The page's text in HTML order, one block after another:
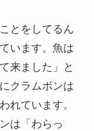
とをしてるん
います。魚は
来ました」と
クラムボンは
れています。
は「わらっ